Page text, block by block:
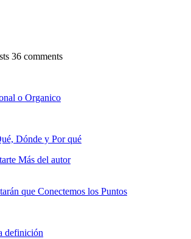
36 comments
o Organico
Dónde y Por qué
Más del autor
que Conectemos los Puntos
definición